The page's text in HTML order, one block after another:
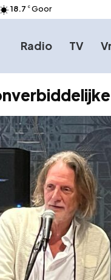
18.7 C Goor
Radio TV